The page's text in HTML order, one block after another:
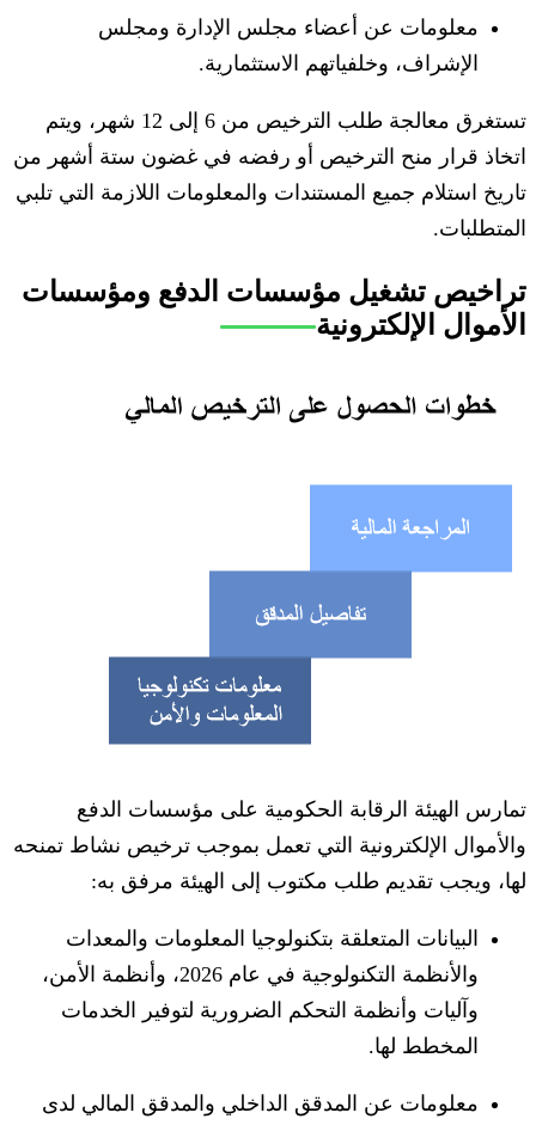
معلومات عن أعضاء مجلس الإدارة ومجلس
الإشراف، وخلفياتهم الاستثمارية.
تستغرق معالجة طلب الترخيص من 6 إلى 12 شهر، ويتم
اتخاذ قرار منح الترخيص أو رفضه في غضون ستة أشهر من
تاريخ استلام جميع المستندات والمعلومات اللازمة التي تلبي
المتطلبات.
تراخيص تشغيل مؤسسات الدفع ومؤسسات
الأموال الإلكترونية
تمارس الهيئة الرقابة الحكومية على مؤسسات الدفع
والأموال الإلكترونية التي تعمل بموجب ترخيص نشاط تمنحه
لها، ويجب تقديم طلب مكتوب إلى الهيئة مرفق به:
البيانات المتعلقة بتكنولوجيا المعلومات والمعدات
والأنظمة التكنولوجية في عام 2026، وأنظمة الأمن،
وآليات وأنظمة التحكم الضرورية لتوفير الخدمات
المخطط لها.
معلومات عن المدقق الداخلي والمدقق المالي لدى